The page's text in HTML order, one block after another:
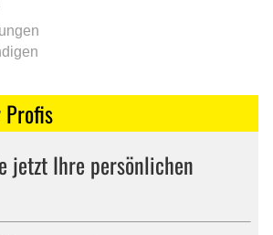
jetzt Ihre persönlichen